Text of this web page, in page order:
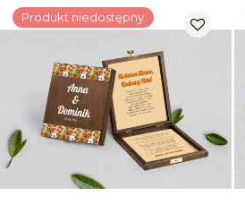
Produkt niedostępny